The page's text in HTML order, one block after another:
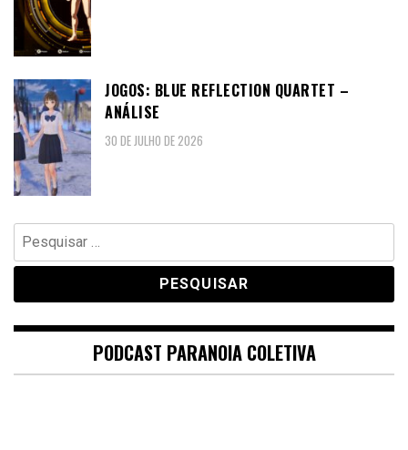
JOGOS: BLUE REFLECTION QUARTET –
ANÁLISE
30 DE JULHO DE 2026
Pesquisar
por:
PODCAST PARANOIA COLETIVA